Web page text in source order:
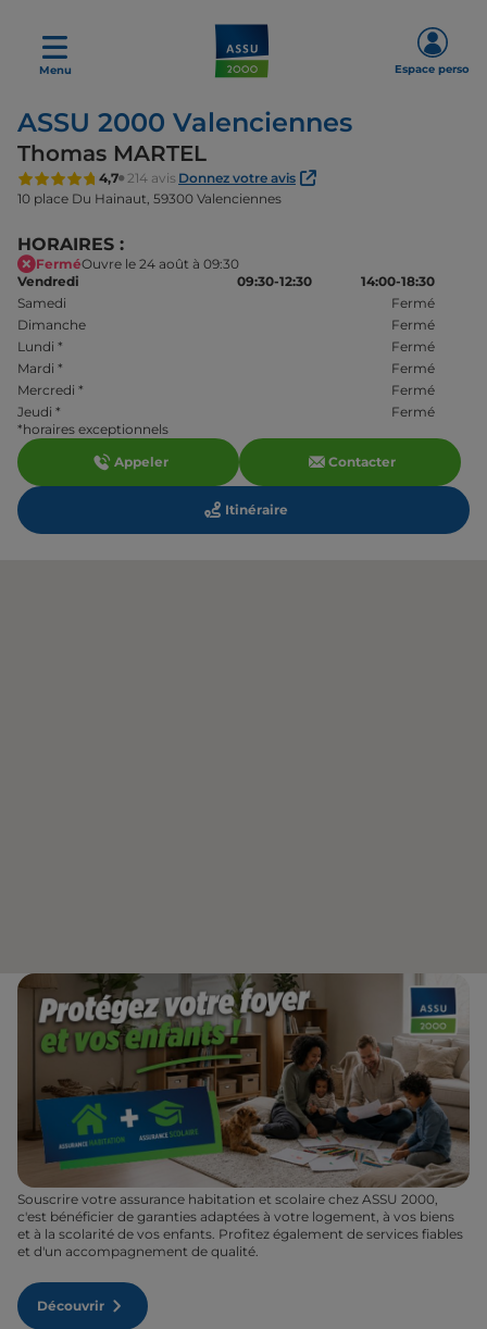
Menu Espace perso
ASSU 2000 Valenciennes
Thomas MARTEL
4,7 214 avis Donnez votre avis
10 place Du Hainaut, 59300 Valenciennes
HORAIRES :
FerméOuvre le 24 août à 09:30
Vendredi
09:30-12:30
14:00-18:30
Samedi
Fermé
Dimanche
Fermé
Lundi *
Fermé
Mardi *
Fermé
Mercredi *
Fermé
Jeudi *
Fermé
*horaires exceptionnels
Appeler
Contacter
Itinéraire
Souscrire votre assurance habitation et scolaire chez ASSU 2000,
c'est bénéficier de garanties adaptées à votre logement, à vos biens
et à la scolarité de vos enfants. Profitez également de services fiables
et d'un accompagnement de qualité.
Découvrir